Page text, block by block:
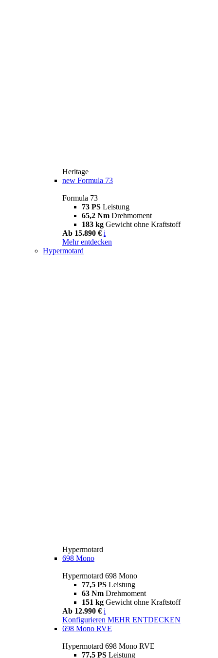
Heritage
new Formula 73
Formula 73
73 PS Leistung
65,2 Nm Drehmoment
183 kg Gewicht ohne Kraftstoff
Ab 15.890 € i
Mehr entdecken
Hypermotard
Hypermotard
698 Mono
Hypermotard 698 Mono
77,5 PS Leistung
63 Nm Drehmoment
151 kg Gewicht ohne Kraftstoff
Ab 12.990 € i
Konfigurieren MEHR ENTDECKEN
698 Mono RVE
Hypermotard 698 Mono RVE
77,5 PS Leistung